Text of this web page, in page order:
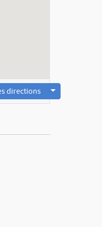
directions